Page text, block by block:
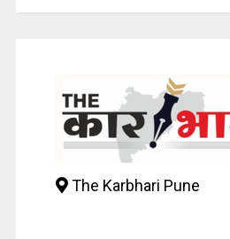
The Karbhari Pune